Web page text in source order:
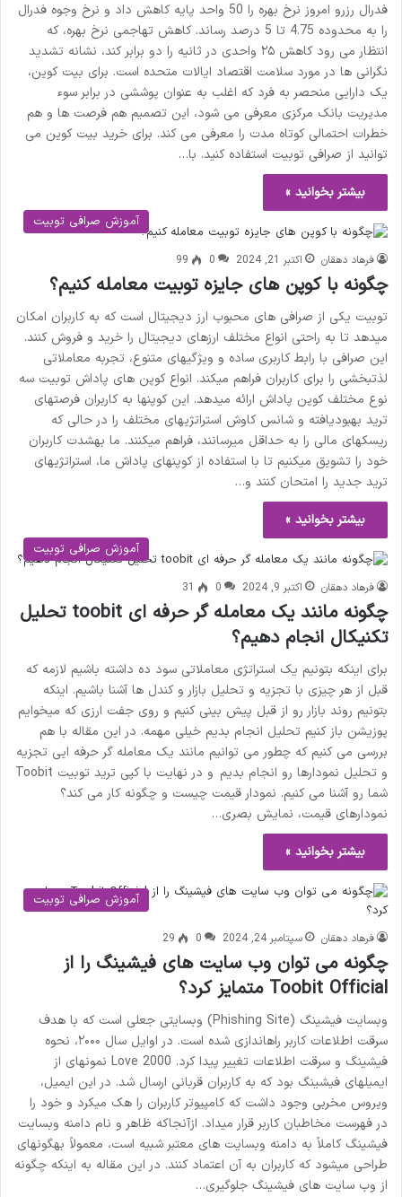
فدرال رزرو امروز نرخ بهره را 50 واحد پایه کاهش داد و نرخ وجوه فدرال
را به محدوده 4.75 تا 5 درصد رساند. کاهش تهاجمی نرخ بهره، که
انتظار می رود کاهش ۲۵ واحدی در ثانیه را دو برابر کند، نشانه تشدید
نگرانی ها در مورد سلامت اقتصاد ایالات متحده است. برای بیت کوین،
یک دارایی منحصر به فرد که اغلب به عنوان پوششی در برابر سوء
مدیریت بانک مرکزی معرفی می شود، این تصمیم هم فرصت ها و هم
خطرات احتمالی کوتاه مدت را معرفی می کند. برای خرید بیت کوین می
توانید از صرافی توبیت استفاده کنید. با…
بیشتر بخوانید »
آموزش صرافی توبیت
فرهاد دهقان اکتبر 21, 2024 0
99
چگونه با کوپن های جایزه توبیت معامله کنیم؟
توبیت یکی از صرافی های محبوب ارز دیجیتال است که به کاربران امکان
میدهد تا به راحتی انواع مختلف ارزهای دیجیتال را خرید و فروش کنند.
این صرافی با رابط کاربری ساده و ویژگیهای متنوع، تجربه معاملاتی
لذتبخشی را برای کاربران فراهم میکند. انواع کوپن های پاداش توبیت سه
نوع مختلف کوپن پاداش ارائه میدهد. این کوپنها به کاربران فرصتهای
ترید بهبودیافته و شانس کاوش استراتژیهای مختلف را در حالی که
ریسکهای مالی را به حداقل میرسانند، فراهم میکنند. ما بهشدت کاربران
خود را تشویق میکنیم تا با استفاده از کوپنهای پاداش ما، استراتژیهای
ترید جدید را امتحان کنند و…
بیشتر بخوانید »
آموزش صرافی توبیت
فرهاد دهقان اکتبر 9, 2024 0
31
چگونه مانند یک معامله گر حرفه ای toobit تحلیل
تکنیکال انجام دهیم؟
برای اینکه بتونیم یک استراتژی معاملاتی سود ده داشته باشیم لازمه که
قبل از هر چیزی با تجزیه و تحلیل بازار و کندل ها آشنا باشیم. اینکه
بتونیم روند بازار رو از قبل پیش بینی کنیم و روی جفت ارزی که میخوایم
پوزیشن باز کنیم تحلیل انجام بدیم خیلی مهمه. در این مقاله با هم
بررسی می کنیم که چطور می توانیم مانند یک معامله گر حرفه ایی تجزیه
و تحلیل نمودارها رو انجام بدیم و در نهایت با کپی ترید توبیت Toobit
شما رو آشنا می کنیم. نمودار قیمت چیست و چگونه کار می کند؟
نمودارهای قیمت، نمایش بصری…
بیشتر بخوانید »
آموزش صرافی توبیت
فرهاد دهقان سپتامبر 24, 2024 0
29
چگونه می توان وب سایت های فیشینگ را از
Toobit Official متمایز کرد؟
وبسایت فیشینگ (Phishing Site) وبسایتی جعلی است که با هدف
سرقت اطلاعات کاربر راهاندازی شده است. در اوایل سال ۲۰۰۰، نحوه
فیشینگ و سرقت اطلاعات تغییر پیدا کرد. Love 2000 نمونهای از
ایمیلهای فیشینگ بود که به کاربران قربانی ارسال شد. در این ایمیل،
ویروس مخربی وجود داشت که کامپیوتر کاربران را هک میکرد و خود را
در فهرست مخاطبان کاربر قرار میداد. ازآنجاکه ظاهر و نام دامنه وبسایت
فیشینگ کاملاً به دامنه وبسایت های معتبر شبیه است، معمولاً بهگونهای
طراحی میشود که کاربران به آن اعتماد کنند. در این مقاله به اینکه چگونه
از وب سایت های فیشینگ جلوگیری…